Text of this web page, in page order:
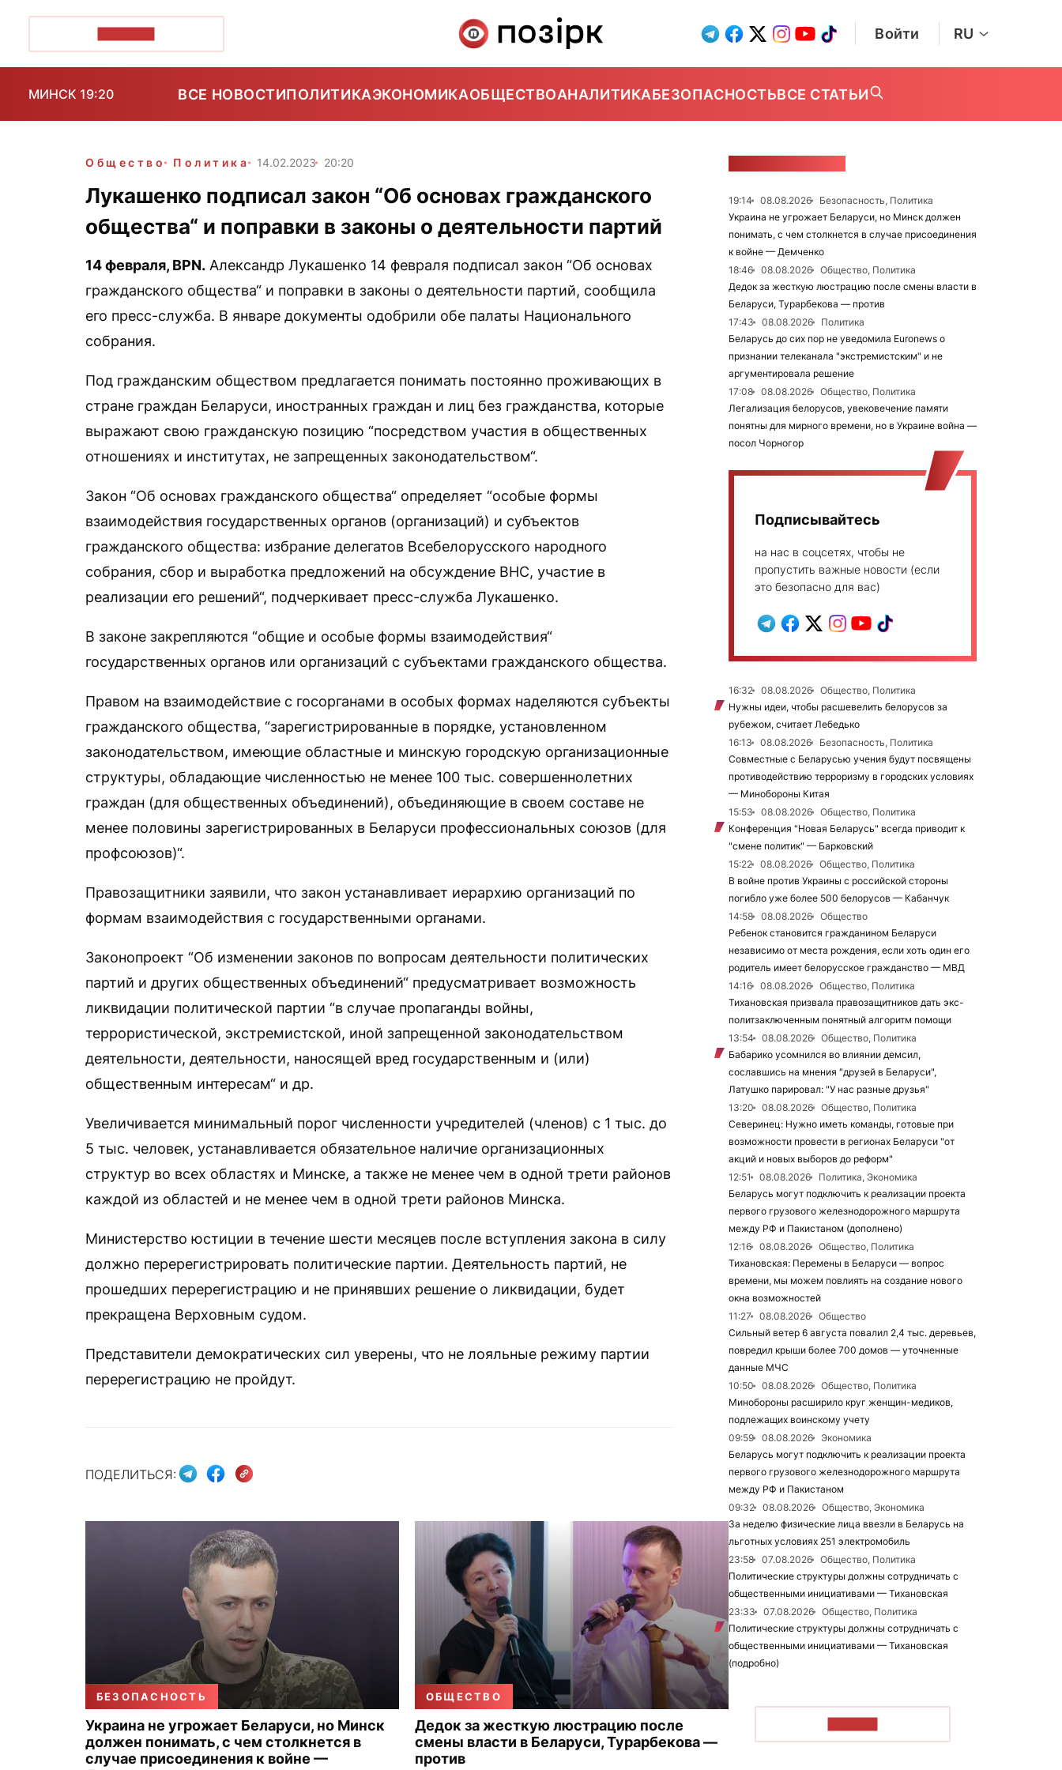
Войти RU
МИНСК 19:20 ВСЕ НОВОСТИПОЛИТИКАЭКОНОМИКАОБЩЕСТВОАНАЛИТИКАБЕЗОПАСНОСТЬВСЕ СТАТЬИ
Общество Политика 14.02.2023 20:20
Лукашенко подписал закон “Об основах гражданского
общества“ и поправки в законы о деятельности партий
14 февраля, BPN. Александр Лукашенко 14 февраля подписал закон “Об основах
гражданского общества“ и поправки в законы о деятельности партий, сообщила
его пресс-служба. В январе документы одобрили обе палаты Национального
собрания.
Под гражданским обществом предлагается понимать постоянно проживающих в
стране граждан Беларуси, иностранных граждан и лиц без гражданства, которые
выражают свою гражданскую позицию “посредством участия в общественных
отношениях и институтах, не запрещенных законодательством“.
Закон “Об основах гражданского общества“ определяет “особые формы
взаимодействия государственных органов (организаций) и субъектов
гражданского общества: избрание делегатов Всебелорусского народного
собрания, сбор и выработка предложений на обсуждение ВНС, участие в
реализации его решений“, подчеркивает пресс-служба Лукашенко.
В законе закрепляются “общие и особые формы взаимодействия“
государственных органов или организаций с субъектами гражданского общества.
Правом на взаимодействие с госорганами в особых формах наделяются субъекты
гражданского общества, “зарегистрированные в порядке, установленном
законодательством, имеющие областные и минскую городскую организационные
структуры, обладающие численностью не менее 100 тыс. совершеннолетних
граждан (для общественных объединений), объединяющие в своем составе не
менее половины зарегистрированных в Беларуси профессиональных союзов (для
профсоюзов)“.
Правозащитники заявили, что закон устанавливает иерархию организаций по
формам взаимодействия с государственными органами.
Законопроект “Об изменении законов по вопросам деятельности политических
партий и других общественных объединений“ предусматривает возможность
ликвидации политической партии “в случае пропаганды войны,
террористической, экстремистской, иной запрещенной законодательством
деятельности, деятельности, наносящей вред государственным и (или)
общественным интересам“ и др.
Увеличивается минимальный порог численности учредителей (членов) с 1 тыс. до
5 тыс. человек, устанавливается обязательное наличие организационных
структур во всех областях и Минске, а также не менее чем в одной трети районов
каждой из областей и не менее чем в одной трети районов Минска.
Министерство юстиции в течение шести месяцев после вступления закона в силу
должно перерегистрировать политические партии. Деятельность партий, не
прошедших перерегистрацию и не принявших решение о ликвидации, будет
прекращена Верховным судом.
Представители демократических сил уверены, что не лояльные режиму партии
перерегистрацию не пройдут.
ПОДЕЛИТЬСЯ:
БЕЗОПАСНОСТЬ
Украина не угрожает Беларуси, но Минск
должен понимать, с чем столкнется в
случае присоединения к войне —
ОБЩЕСТВО
Дедок за жесткую люстрацию после
смены власти в Беларуси, Турарбекова —
против
19:14 08.08.2026
Безопасность, Политика
Украина не угрожает Беларуси, но Минск должен
понимать, с чем столкнется в случае присоединения
к войне — Демченко
18:46
08.08.2026
Общество, Политика
Дедок за жесткую люстрацию после смены власти в
Беларуси, Турарбекова — против
17:43
08.08.2026
Политика
Беларусь до сих пор не уведомила Euronews о
признании телеканала "экстремистским" и не
аргументировала решение
17:08
08.08.2026
Общество, Политика
Легализация белорусов, увековечение памяти
понятны для мирного времени, но в Украине война —
посол Чорногор
Подписывайтесь
на нас в соцсетях, чтобы не
пропустить важные новости (если
это безопасно для вас)
16:32 08.08.2026
Общество, Политика
Нужны идеи, чтобы расшевелить белорусов за
рубежом, считает Лебедько
16:13
08.08.2026
Безопасность, Политика
Совместные с Беларусью учения будут посвящены
противодействию терроризму в городских условиях
— Минобороны Китая
15:53
08.08.2026
Общество, Политика
Конференция "Новая Беларусь" всегда приводит к
"смене политик" — Барковский
15:22
08.08.2026
Общество, Политика
В войне против Украины с российской стороны
погибло уже более 500 белорусов — Кабанчук
14:58
08.08.2026
Общество
Ребенок становится гражданином Беларуси
независимо от места рождения, если хоть один его
родитель имеет белорусское гражданство — МВД
14:16
08.08.2026
Общество, Политика
Тихановская призвала правозащитников дать экс-
политзаключенным понятный алгоритм помощи
13:54
08.08.2026
Общество, Политика
Бабарико усомнился во влиянии демсил,
сославшись на мнения "друзей в Беларуси",
Латушко парировал: "У нас разные друзья"
13:20
08.08.2026
Общество, Политика
Северинец: Нужно иметь команды, готовые при
возможности провести в регионах Беларуси "от
акций и новых выборов до реформ"
12:51
08.08.2026
Политика, Экономика
Беларусь могут подключить к реализации проекта
первого грузового железнодорожного маршрута
между РФ и Пакистаном (дополнено)
12:16
08.08.2026
Общество, Политика
Тихановская: Перемены в Беларуси — вопрос
времени, мы можем повлиять на создание нового
окна возможностей
11:27
08.08.2026
Общество
Сильный ветер 6 августа повалил 2,4 тыс. деревьев,
повредил крыши более 700 домов — уточненные
данные МЧС
10:50
08.08.2026
Общество, Политика
Минобороны расширило круг женщин-медиков,
подлежащих воинскому учету
09:59
08.08.2026
Экономика
Беларусь могут подключить к реализации проекта
первого грузового железнодорожного маршрута
между РФ и Пакистаном
09:32
08.08.2026
Общество, Экономика
За неделю физические лица ввезли в Беларусь на
льготных условиях 251 электромобиль
23:58
07.08.2026
Общество, Политика
Политические структуры должны сотрудничать с
общественными инициативами — Тихановская
23:33
07.08.2026
Общество, Политика
Политические структуры должны сотрудничать с
общественными инициативами — Тихановская
(подробно)